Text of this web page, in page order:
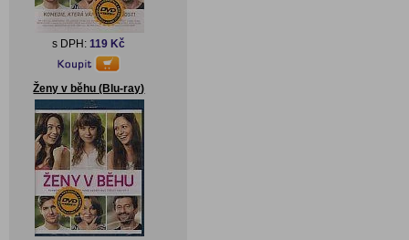
s DPH:119 Kč
Ženy v běhu (Blu-ray)